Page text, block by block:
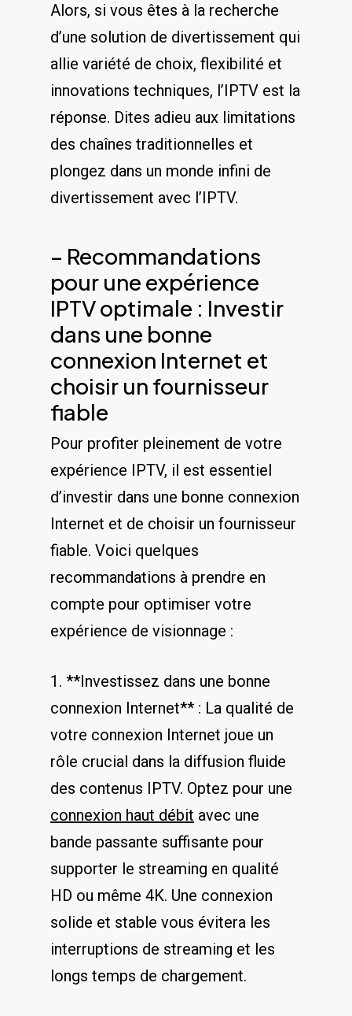
Alors, si ⁣vous êtes à la recherche
d’une solution de divertissement qui
allie variété de choix, flexibilité et
innovations techniques, l’IPTV est la
réponse. Dites adieu⁤ aux limitations
des chaînes traditionnelles et
⁢plongez dans un monde infini de
divertissement​ avec ⁢l’IPTV.
– Recommandations
pour une expérience
IPTV optimale : Investir
⁣dans une bonne
connexion Internet⁣ et
choisir un fournisseur
⁢fiable
Pour profiter pleinement de votre
expérience IPTV, il est essentiel
d’investir dans une bonne connexion
Internet et⁣ de choisir un fournisseur
fiable. Voici quelques
recommandations⁤ à prendre en
⁢compte pour optimiser votre
expérience de visionnage :
1. **Investissez dans une bonne
connexion Internet** : La qualité de
votre connexion Internet joue un
rôle​ crucial dans la diffusion fluide
des contenus IPTV. Optez pour une
connexion ⁤haut débit avec une
⁣bande passante suffisante pour⁢
supporter le streaming en qualité
HD ou même 4K. Une connexion
⁣solide et stable vous évitera‍ les
interruptions de ⁢streaming et les
longs temps de chargement.